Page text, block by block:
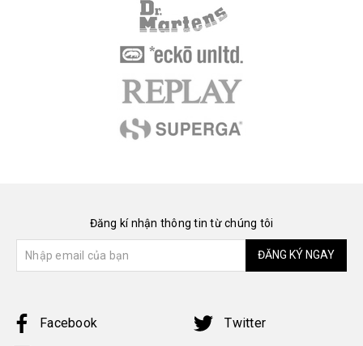
Đăng kí nhận thông tin từ chúng tôi
ĐĂNG KÝ NGAY
Facebook Twitter